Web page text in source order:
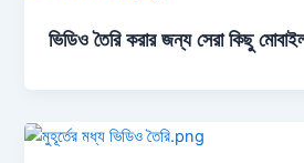
ভিডিও তৈরি করার জন্য সেরা কিছু